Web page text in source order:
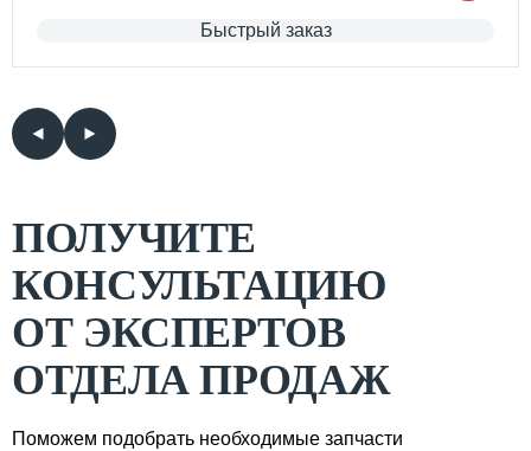
Быстрый заказ
ПОЛУЧИТЕ
КОНСУЛЬТАЦИЮ
ОТ ЭКСПЕРТОВ
ОТДЕЛА ПРОДАЖ
Поможем подобрать необходимые запчасти